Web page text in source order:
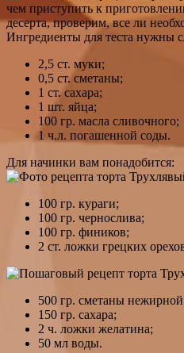
чем приступить к
десерта, проверим, все ли
Ингредиенты для теста нужны
2,5 ст. муки;
0,5 ст. сметаны;
1 ст. сахара;
1 шт. яйца;
100 гр. масла сливочного;
1 ч.л. погашенной соды.
Для начинки вам понадобится:
100 гр. кураги;
100 гр. чернослива;
100 гр. фиников;
2 ст. ложки грецких
500 гр. сметаны
150 гр. сахара;
2 ч. ложки желатина;
50 мл воды.